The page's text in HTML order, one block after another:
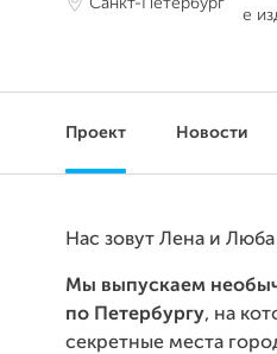
е
Проект Новости
Нас зовут Лена и
Мы выпускаем
по Петербургу, на
секретные места